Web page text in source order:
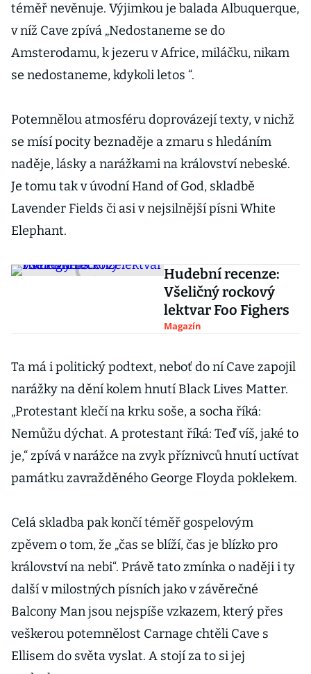
téměř nevěnuje. Výjimkou je balada Albuquerque,
v níž Cave zpívá „Nedostaneme se do
Amsterodamu, k jezeru v Africe, miláčku, nikam
se nedostaneme, kdykoli letos “.
Potemnělou atmosféru doprovázejí texty, v nichž
se mísí pocity beznaděje a zmaru s hledáním
naděje, lásky a narážkami na království nebeské.
Je tomu tak v úvodní Hand of God, skladbě
Lavender Fields či asi v nejsilnější písni White
Elephant.
Hudební recenze:
Všeličný rockový
lektvar Foo Fighers
Magazín
Ta má i politický podtext, neboť do ní Cave zapojil
narážky na dění kolem hnutí Black Lives Matter.
„Protestant klečí na krku soše, a socha říká:
Nemůžu dýchat. A protestant říká: Teď víš, jaké to
je,“ zpívá v narážce na zvyk příznivců hnutí uctívat
památku zavražděného George Floyda poklekem.
Celá skladba pak končí téměř gospelovým
zpěvem o tom, že „čas se blíží, čas je blízko pro
království na nebi“. Právě tato zmínka o naději i ty
další v milostných písních jako v závěrečné
Balcony Man jsou nejspíše vzkazem, který přes
veškerou potemnělost Carnage chtěli Cave s
Ellisem do světa vyslat. A stojí za to si jej